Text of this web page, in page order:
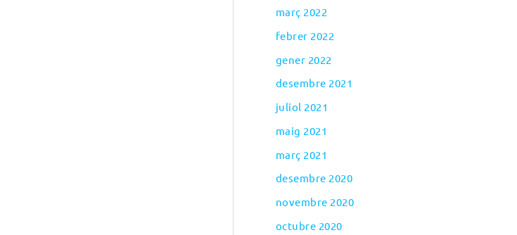
març 2022
febrer 2022
gener 2022
desembre 2021
juliol 2021
maig 2021
març 2021
desembre 2020
novembre 2020
octubre 2020